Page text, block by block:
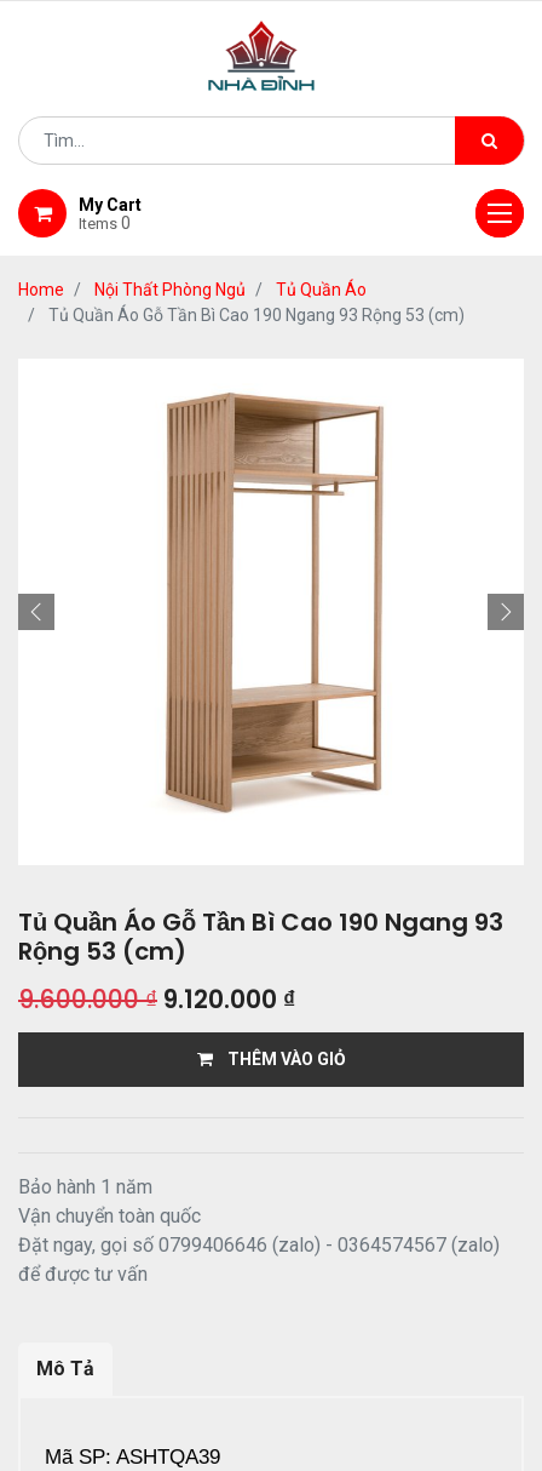
My Cart
Items 0
Home Nội Thất Phòng Ngủ
Tủ Quần Áo
Tủ Quần Áo Gỗ Tần Bì Cao 190 Ngang 93 Rộng 53 (cm)
Tủ Quần Áo Gỗ Tần Bì Cao 190 Ngang 93
Rộng 53 (cm)
9.600.000₫ 9.120.000 ₫
THÊM VÀO GIỎ
Bảo hành 1 năm
Vận chuyển toàn quốc
Đặt ngay, gọi số 0799406646 (zalo) - 0364574567 (zalo)
để được tư vấn
Mô Tả
Mã SP: ASHTQA39